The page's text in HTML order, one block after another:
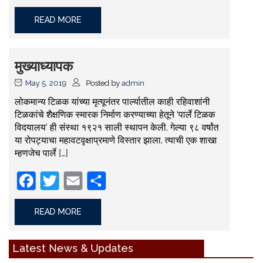
READ MORE
मुख्याध्यापक
May 5, 2019 Posted by admin
लोकमान्य टिळक यांच्या मृत्यूनंतर पार्ल्यातील काही रहिवाशांनी
टिळकांचे शैक्षणिक स्मारक निर्माण करण्याच्या हेतूने ‘पार्ले टिळक
विदयालय’ ही संस्था १९२१ साली स्थापन केली. गेल्या ९८ वर्षांत
या रोपट्याचा महावटवृक्षाप्रमाणे विस्तार झाला. त्याची एक शाखा
म्हणजेच पार्ले […]
Facebook
Twitter
Email
READ MORE
Latest News & Updates